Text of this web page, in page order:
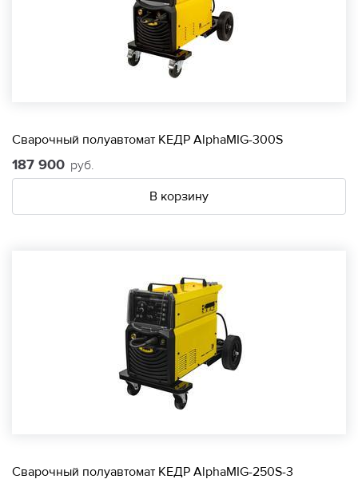
Сварочный полуавтомат КЕДР AlphaMIG-300S
187 900 руб.
В корзину
Сварочный полуавтомат КЕДР AlphaMIG-250S-3